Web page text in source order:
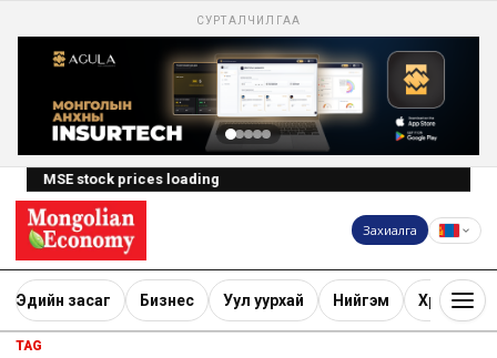
СУРТАЛЧИЛГАА
MSE stock prices loading
Захиалга
Эдийн засаг Бизнес Уул уурхай Нийгэм Хөрөнгө
TAG